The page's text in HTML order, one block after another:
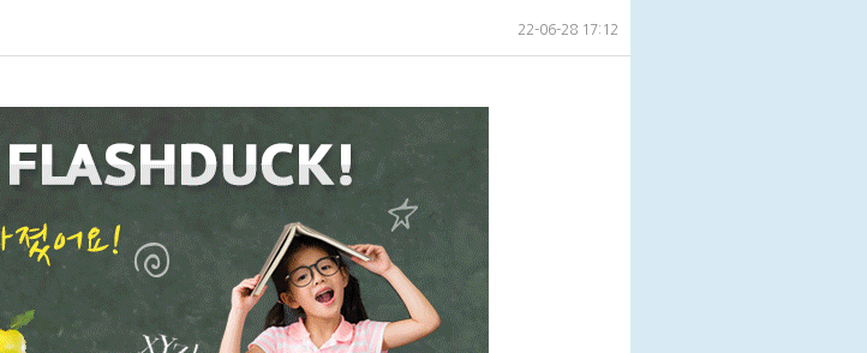
22-06-28 17:12